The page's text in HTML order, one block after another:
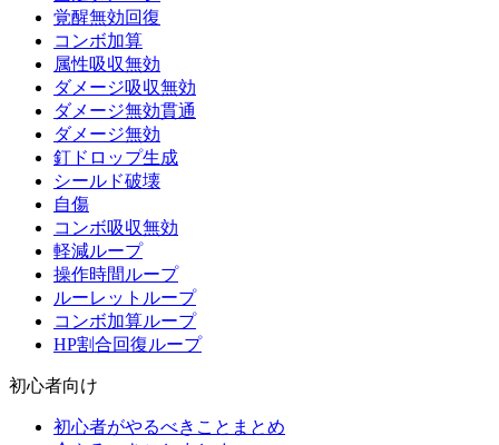
覚醒無効回復
コンボ加算
属性吸収無効
ダメージ吸収無効
ダメージ無効貫通
ダメージ無効
釘ドロップ生成
シールド破壊
自傷
コンボ吸収無効
軽減ループ
操作時間ループ
ルーレットループ
コンボ加算ループ
HP割合回復ループ
初心者向け
初心者がやるべきことまとめ